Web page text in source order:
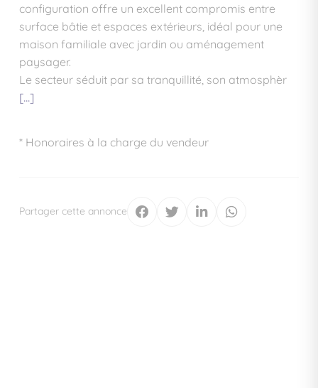
configuration offre un excellent compromis entre
surface bâtie et espaces extérieurs, idéal pour une
maison familiale avec jardin ou aménagement
paysager.
Le secteur séduit par sa tranquillité, son atmosphèr
[...]
* Honoraires à la charge du vendeur
Partager cette annonce